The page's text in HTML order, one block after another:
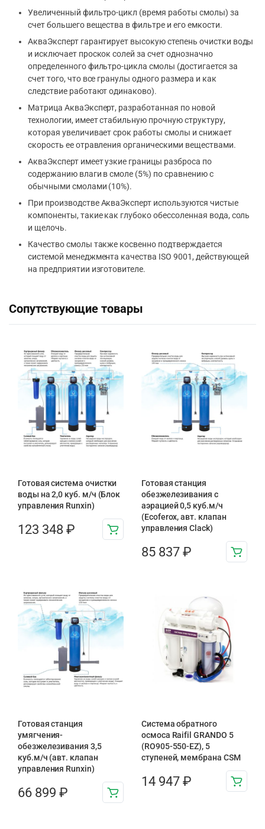
Увеличенный фильтро-цикл (время работы смолы) за
счет большего вещества в фильтре и его емкости.
АкваЭкспертгарантирует высокую степень очистки воды
и исключает проскок солей за счет однозначно
определенного фильтро-цикла смолы (достигается за
счет того, что все гранулы одного размера и как
следствие работают одинаково).
Матрица АкваЭксперт, разработанная по новой
технологии, имеет стабильную прочную структуру,
которая увеличивает срок работы смолы и снижает
скорость ее отравления органическими веществами.
АкваЭкспертимеет узкие границы разброса по
содержанию влаги в смоле (5%) по сравнению с
обычными смолами (10%).
При производствеАкваЭксперт используются чистые
компоненты, такие как глубоко обессоленная вода, соль
и щелочь.
Качество смолы также косвенно подтверждается
системой менеджмента качества ISO 9001, действующей
на предприятии изготовителе.
Сопутствующие товары
Готовая система очистки
воды на 2,0 куб. м/ч (Блок
управления Runxin)
123 348 ₽
Готовая станция
обезжелезивания c
аэрацией 0,5 куб.м/ч
(Ecoferox, авт. клапан
управления Clack)
85 837 ₽
Готовая станция
умягчения-
обезжелезивания 3,5
куб.м/ч (авт. клапан
управления Runxin)
66 899 ₽
Система обратного
осмоса Raifil GRANDO 5
(RO905-550-EZ), 5
ступеней, мембрана CSM
14 947 ₽